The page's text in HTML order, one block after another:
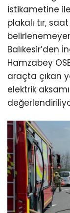
istikametine
plakalı tır,
Balıkesir’den
Hamzabey
araçta çıkan
elektrik